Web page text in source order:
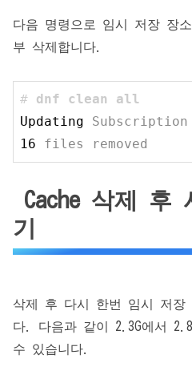
다음 명령으로 임시 저장 장
부 삭제합니다.
# dnf clean all
Updating
Subscription
16
files removed
Cache 삭제 후
기
삭제 후 다시 한번 임시 저장
다. 다음과 같이 2.3G에서
수 있습니다.